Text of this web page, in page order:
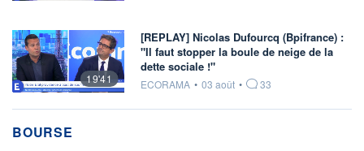
19'41
[REPLAY] Nicolas Dufourcq (Bpifrance) :
"Il faut stopper la boule de neige de la
dette sociale !"
information fournie par
ECORAMA • 03 août • 33
BOURSE